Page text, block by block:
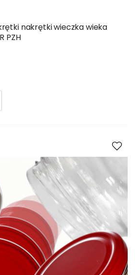
nakrętki wieczka wieka
PZH